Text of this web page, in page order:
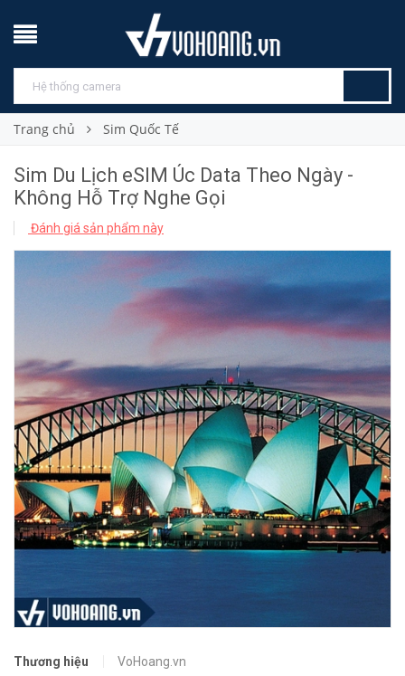
Trang chủ Sim Quốc Tế
Sim Du Lịch eSIM Úc Data Theo Ngày -
Không Hỗ Trợ Nghe Gọi
Đánh giá sản phẩm này
Thương hiệu
VoHoang.vn